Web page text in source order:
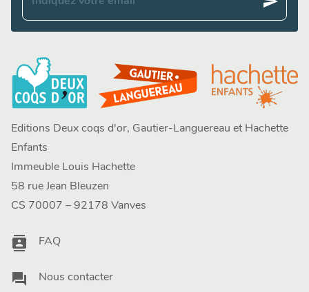
Editions Deux coqs d'or, Gautier-Languereau et Hachette
Enfants
Immeuble Louis Hachette
58 rue Jean Bleuzen
CS 70007 – 92178 Vanves
contacts FAQ
question_answer Nous contacter